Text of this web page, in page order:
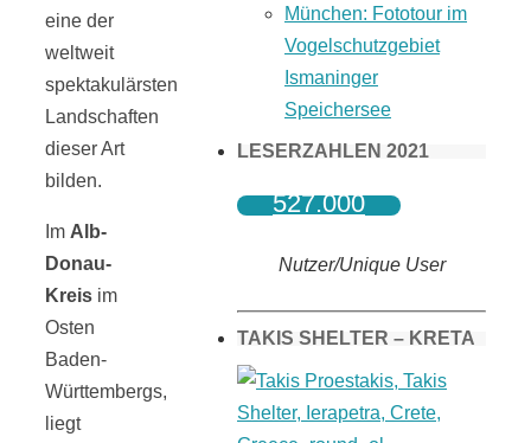
eine der
weltweit
spektakulärsten
Landschaften
dieser Art
bilden.
Im Alb-
Donau-
Kreis im
Osten
Baden-
Württembergs,
liegt
München: Fototour im
Vogelschutzgebiet
Ismaninger
Speichersee
LESERZAHLEN 2021
527.000
Nutzer/Unique User
TAKIS SHELTER – KRETA